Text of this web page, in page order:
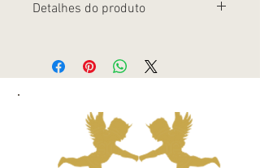
Detalhes do produto
amarelo é a escolha perfeita para a sua
pequena fashionista. Feito com tecido de
para ocasiões especiais e eventos
formais. Com seu design elegante e
sofisticado, este vestido é a combinação